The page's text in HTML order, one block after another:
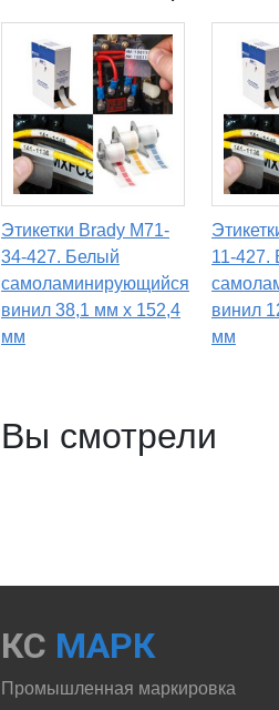
Этикетки Brady M71-
34-427. Белый
самоламинирующийся
винил 38,1 мм х 152,4
мм
11-427.
винил
мм
Вы смотрели
КС МАРК
Промышленная маркировка